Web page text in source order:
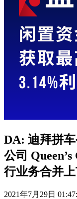
DA: 迪拜拼
公司
行业务合并
2021年7月29日